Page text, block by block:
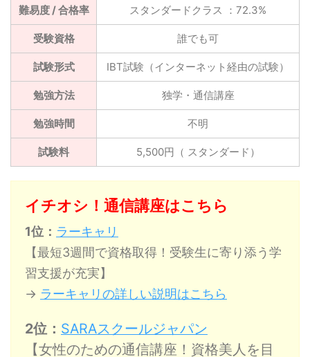
難易度 / 合格率 スタンダードクラス ：72.3%
受験資格 誰でも可
試験形式 IBT試験（インターネット経由の試験）
勉強方法 独学・通信講座
勉強時間 不明
試験料 5,500円（ スタンダード）
イチオシ！通信講座はこちら
1位： ラーキャリ
【最短3週間で資格取得！受験生に寄り添う学
習支援が充実】
→ ラーキャリの詳しい説明はこちら
2位： SARAスクールジャパン
【女性のための通信講座！資格美人を目